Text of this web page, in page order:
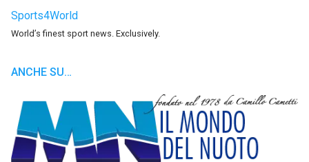
Sports4World
World’s finest sport news. Exclusively.
ANCHE SU…